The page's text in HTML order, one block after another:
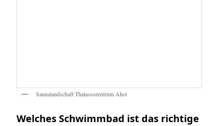
Saunalandschaft Thalassozentrum Ahoi
Welches Schwimmbad ist das richtige